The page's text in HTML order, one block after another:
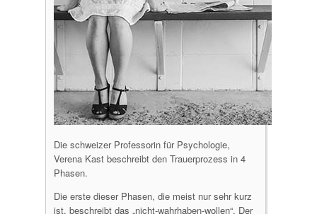
Die schweizer Professorin für Psychologie,
Verena Kast beschreibt den Trauerprozess in 4
Phasen.
Die erste dieser Phasen, die meist nur sehr kurz
ist, beschreibt das „nicht-wahrhaben-wollen“. Der